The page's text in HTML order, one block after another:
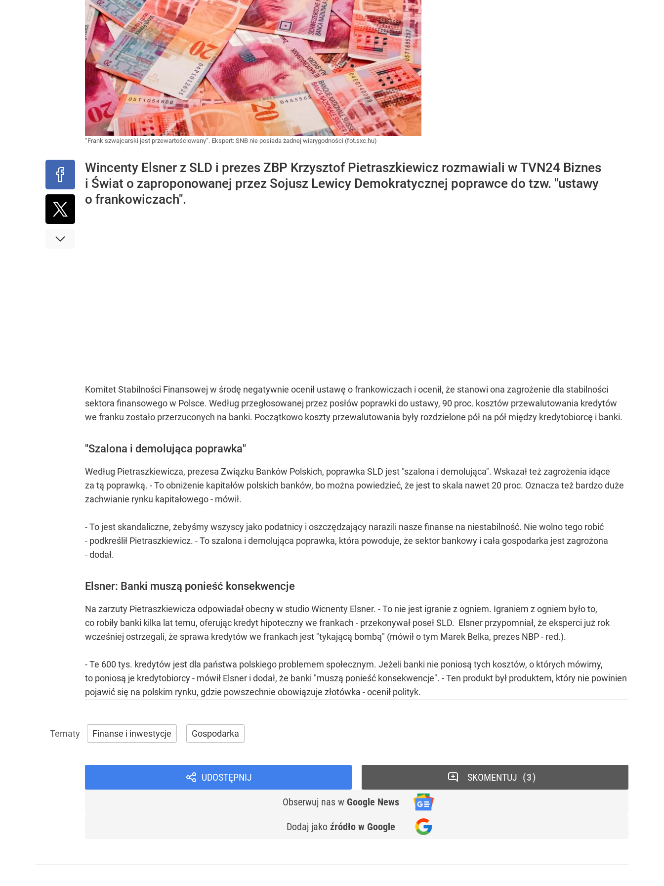
“Frank szwajcarski jest przewartościowany“. Ekspert: SNB nie posiada żadnej wiarygodności (fot.sxc.hu)
Wincenty Elsner z SLD i prezes ZBP Krzysztof Pietraszkiewicz rozmawiali w TVN24 Biznes
i Świat o zaproponowanej przez Sojusz Lewicy Demokratycznej poprawce do tzw. "ustawy
o frankowiczach".
Komitet Stabilności Finansowej w środę negatywnie ocenił ustawę o frankowiczach i ocenił, że stanowi ona zagrożenie dla stabilności
sektora finansowego w Polsce. Według przegłosowanej przez posłów poprawki do ustawy, 90 proc. kosztów przewalutowania kredytów
we franku zostało przerzuconych na banki. Początkowo koszty przewalutowania były rozdzielone pół na pół między kredytobiorcę i banki.
"Szalona i demolująca poprawka"
Według Pietraszkiewicza, prezesa Związku Banków Polskich, poprawka SLD jest "szalona i demolująca". Wskazał też zagrożenia idące
za tą poprawką. - To obniżenie kapitałów polskich banków, bo można powiedzieć, że jest to skala nawet 20 proc. Oznacza też bardzo duże
zachwianie rynku kapitałowego - mówił.
- To jest skandaliczne, żebyśmy wszyscy jako podatnicy i oszczędzający narazili nasze finanse na niestabilność. Nie wolno tego robić
- podkreślił Pietraszkiewicz. - To szalona i demolująca poprawka, która powoduje, że sektor bankowy i cała gospodarka jest zagrożona
- dodał.
Elsner: Banki muszą ponieść konsekwencje
Na zarzuty Pietraszkiewicza odpowiadał obecny w studio Wicnenty Elsner. - To nie jest igranie z ogniem. Igraniem z ogniem było to,
co robiły banki kilka lat temu, oferując kredyt hipoteczny we frankach - przekonywał poseł SLD. Elsner przypomniał, że eksperci już rok
wcześniej ostrzegali, że sprawa kredytów we frankach jest "tykającą bombą" (mówił o tym Marek Belka, prezes NBP - red.).
- Te 600 tys. kredytów jest dla państwa polskiego problemem społecznym. Jeżeli banki nie poniosą tych kosztów, o których mówimy,
to poniosą je kredytobiorcy - mówił Elsner i dodał, że banki "muszą ponieść konsekwencje". - Ten produkt był produktem, który nie powinien
pojawić się na polskim rynku, gdzie powszechnie obowiązuje złotówka - ocenił polityk.
Finanse i inwestycje Gospodarka
UDOSTĘPNIJ
Obserwuj nas w Google News
Dodaj jako źródło w Google
SKOMENTUJ 3